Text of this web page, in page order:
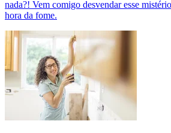
nada?! Vem comigo desvendar esse
hora da fome.